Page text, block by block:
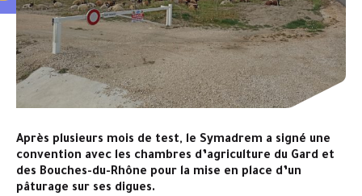
Après plusieurs mois de test, le Symadrem a signé une
convention avec les chambres d’agriculture du Gard et
des Bouches-du-Rhône pour la mise en place d’un
pâturage sur ses digues.